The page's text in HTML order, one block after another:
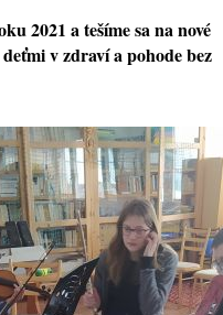
2021 a tešíme sa na nové
v zdraví a pohode bez